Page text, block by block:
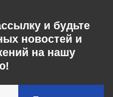
и будьте
новостей и
на нашу